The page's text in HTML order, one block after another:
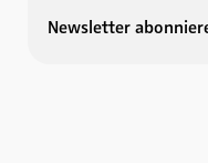
Newsletter